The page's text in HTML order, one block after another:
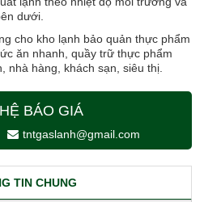
dưới.
cho kho lạnh bảo quản thực phẩm
ăn nhanh, quầy trữ thực phẩm
nhà hàng, khách sạn, siêu thị.
BÁO GIÁ
tntgaslanh@gmail.com
TIN CHUNG